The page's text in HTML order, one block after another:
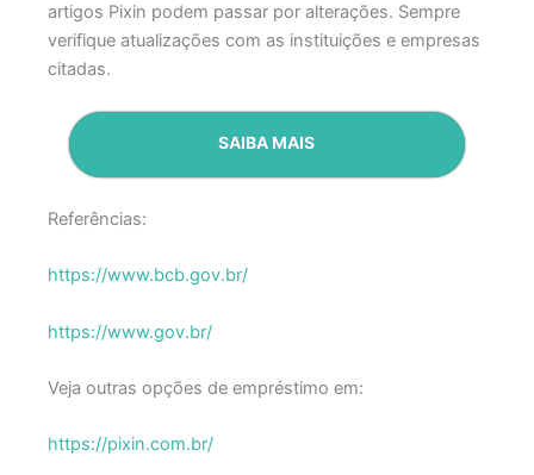
artigos Pixin podem passar por alterações. Sempre
verifique atualizações com as instituições e empresas
citadas.
SAIBA MAIS
Referências:
https://www.bcb.gov.br/
https://www.gov.br/
Veja outras opções de empréstimo em:
https://pixin.com.br/